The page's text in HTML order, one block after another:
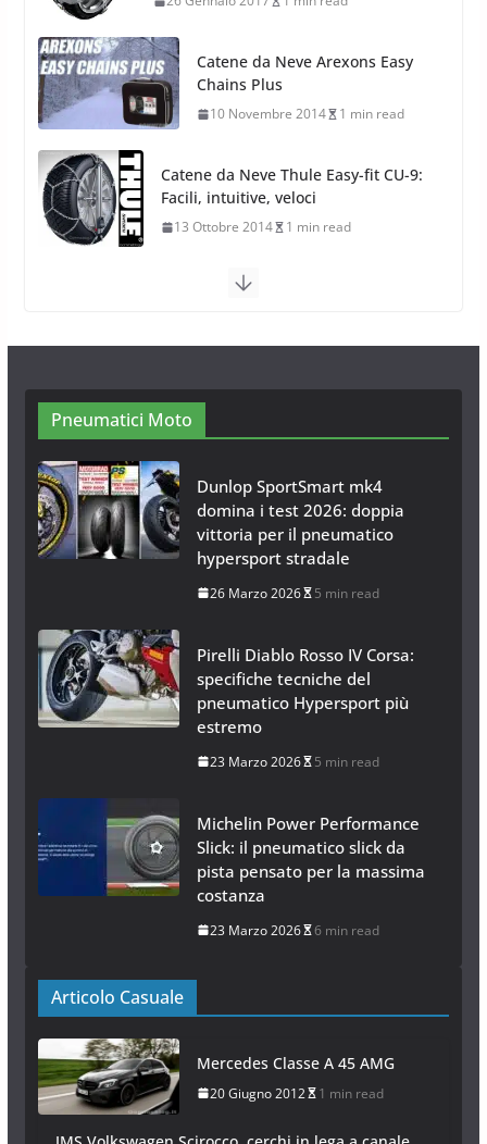
10 Novembre 2014 1 min read
Catene da Neve Thule Easy-fit CU-9:
Facili, intuitive, veloci
13 Ottobre 2014 1 min read
Calze da Neve Arexocks by
Arexons
26 Ottobre 2013 1 min read
Calze da Neve per Auto 2025:
Modelli Omologati per l’Italia
Pneumatici Moto
Dunlop SportSmart mk4
domina i test 2026: doppia
vittoria per il pneumatico
hypersport stradale
26 Marzo 2026 5 min read
Pirelli Diablo Rosso IV Corsa:
specifiche tecniche del
pneumatico Hypersport più
estremo
23 Marzo 2026 5 min read
Michelin Power Performance
Slick: il pneumatico slick da
pista pensato per la massima
costanza
23 Marzo 2026 6 min read
Articolo Casuale
Mercedes Classe A 45 AMG
20 Giugno 2012 1 min read